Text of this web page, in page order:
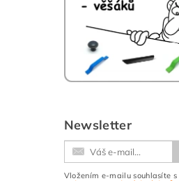
Newsletter
Vložením e-mailu souhlasíte s